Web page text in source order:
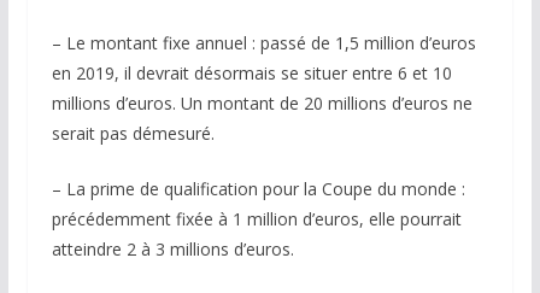
– Le montant fixe annuel : passé de 1,5 million d’euros
en 2019, il devrait désormais se situer entre 6 et 10
millions d’euros. Un montant de 20 millions d’euros ne
serait pas démesuré.
– La prime de qualification pour la Coupe du monde :
précédemment fixée à 1 million d’euros, elle pourrait
atteindre 2 à 3 millions d’euros.